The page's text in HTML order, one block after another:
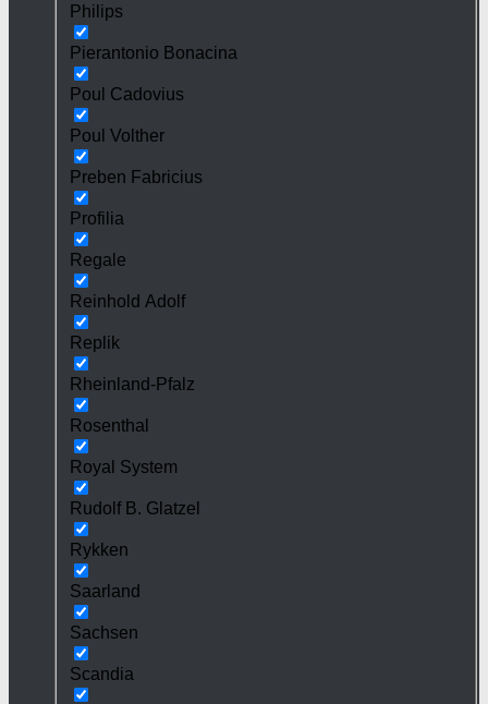
Philips
Pierantonio Bonacina
Poul Cadovius
Poul Volther
Preben Fabricius
Profilia
Regale
Reinhold Adolf
Replik
Rheinland-Pfalz
Rosenthal
Royal System
Rudolf B. Glatzel
Rykken
Saarland
Sachsen
Scandia